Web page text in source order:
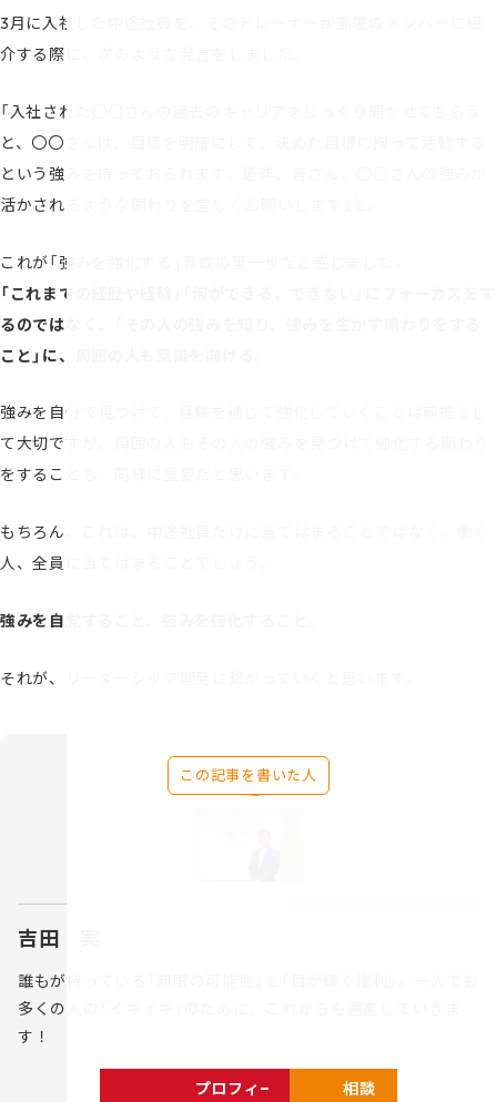
3月に入社した中途社員を、そのトレーナーが部署のメンバーに紹
介する際に、次のような発言をしました。
「入社された〇〇さんの過去のキャリアをじっくり聞かせてもらう
と、〇〇さんは、目標を明確にして、決めた目標に拘って活動する
という強みを持っておられます。是非、皆さん、〇〇さんの強みが
活かされるような関わりを宜しくお願いします」と。
これが「強みを強化する」育成の第一歩だと感じました。
「これまでの経歴や経験」「何ができる、できない」にフォーカスをす
るのではなく、「その人の強みを知り、強みを生かす関わりをする
こと」に、周囲の人も意識を向ける
強みを自分で見つけて、経験を通じて強化していくことは前提とし
て大切ですが、周囲の人もその人の強みを見つけて強化する関わり
をすることも、同様に重要だと思います。
もちろん、これは、中途社員だけに当てはまることではなく、働く
人、全員に当てはまることでしょう。
強みを自覚すること、強みを強化すること
それが、リーダーシップ開発に繋がっていくと思います。
この記事を書いた人
吉田 実
誰もが持っている「無限の可能性」と「目が輝く権利」。一人でも
多くの人の「イキイキ」のために、これからも邁進していきま
す！
プロフィールを見る 相談する